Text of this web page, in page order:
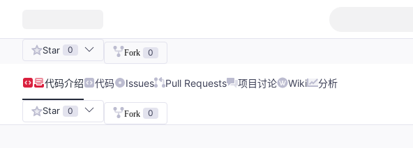
Star 0 Fork 0
代码介绍 代码 Issues Pull Requests 项目讨论 Wiki 分析
Star 0 Fork 0